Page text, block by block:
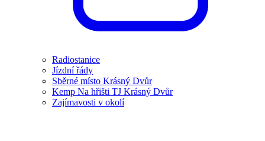
Radiostanice
Jízdní řády
Sběrné místo Krásný Dvůr
Kemp Na hřišti TJ Krásný Dvůr
Zajímavosti v okolí